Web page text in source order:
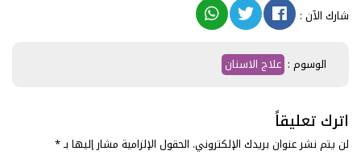
شارك الآن :
الوسوم : علاج الاسنان
اترك تعليقاً
لن يتم نشر عنوان بريدك الإلكتروني. الحقول الإلزامية مشار إليها بـ*